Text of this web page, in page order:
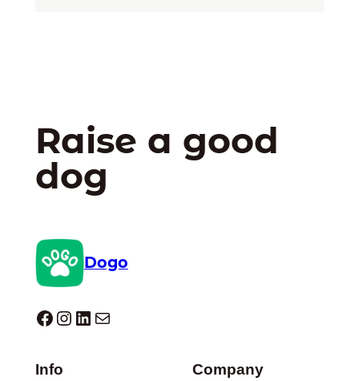
Raise a good
dog
Dogo
Dogo facebook InstagramLinkedIn E-mail
Info Company